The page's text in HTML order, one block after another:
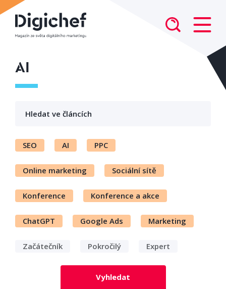
AI
SEO AI PPC
Online marketing Sociální sítě
Konference Konference a akce
ChatGPT Google Ads Marketing
Začátečník Pokročilý Expert
Vyhledat